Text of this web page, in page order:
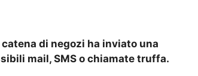
di negozi ha inviato una
mail, SMS o chiamate truffa.